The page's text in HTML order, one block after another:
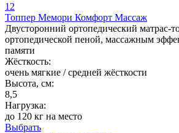
12
Топпер Мемори Комфорт Массаж
Двусторонний ортопедический матрас-
ортопедической пеной, массажным
памяти
Жёсткость:
очень мягкие / средней жёсткости
Высота, см:
8,5
Нагрузка:
до 120 кг на место
Выбрать